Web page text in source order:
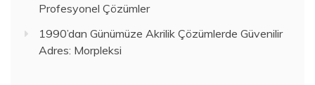
Profesyonel Çözümler
1990’dan Günümüze Akrilik Çözümlerde Güvenilir
Adres: Morpleksi